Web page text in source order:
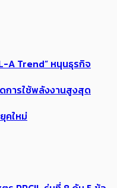
A Trend” หนุนธุรกิจ
ดการใช้พลังงานสูงสุด
คใหม่